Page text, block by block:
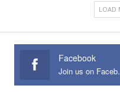
LOAD
Facebook